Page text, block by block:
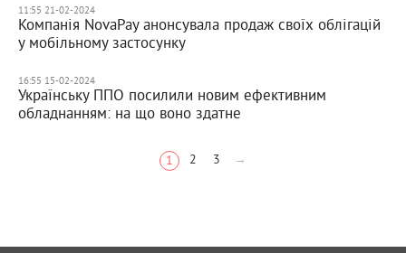
11:55 21-02-2024
Компанія NovaPay анонсувала продаж своїх облігацій
у мобільному застосунку
16:55 15-02-2024
Українську ППО посилили новим ефективним
обладнанням: на що воно здатне
1 2 3 →